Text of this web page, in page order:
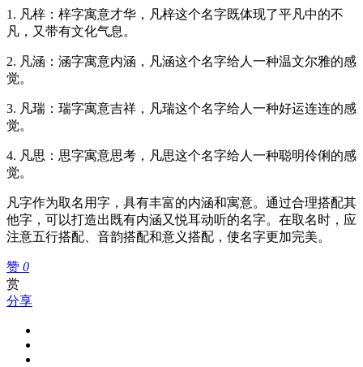
1. 凡梓：梓字寓意才华，凡梓这个名字既体现了平凡中的不
凡，又带有文化气息。
2. 凡涵：涵字寓意内涵，凡涵这个名字给人一种温文尔雅的感
觉。
3. 凡瑞：瑞字寓意吉祥，凡瑞这个名字给人一种好运连连的感
觉。
4. 凡思：思字寓意思考，凡思这个名字给人一种聪明伶俐的感
觉。
凡字作为取名用字，具有丰富的内涵和寓意。通过合理搭配其
他字，可以打造出既有内涵又悦耳动听的名字。在取名时，应
注意五行搭配、音韵搭配和意义搭配，使名字更加完美。
赞 0
赏
分享